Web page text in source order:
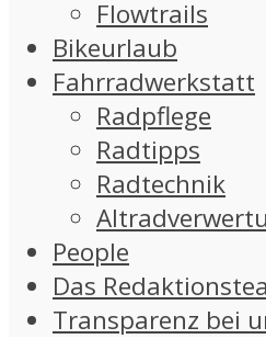
Flowtrails
Bikeurlaub
Fahrradwerkstatt
Radpflege
Radtipps
Radtechnik
People
Das
Transparenz bei